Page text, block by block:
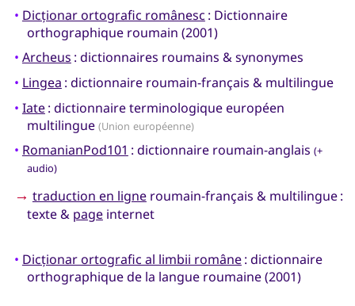
• Dicționar ortografic românesc : Dictionnaire
orthographique roumain (2001)
• Archeus : dictionnaires roumains & synonymes
• Lingea : dictionnaire roumain-français & multilingue
• Iate: dictionnaire terminologique européen
multilingue (Union européenne)
• RomanianPod101 : dictionnaire roumain-anglais (+
audio)
→ traduction en ligneroumain-français & multilingue :
texte & pageinternet
• Dicționar ortografic al limbii române: dictionnaire
orthographique de la langue roumaine (2001)